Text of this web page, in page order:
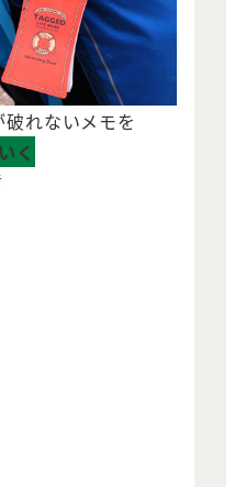
れないメモを
く